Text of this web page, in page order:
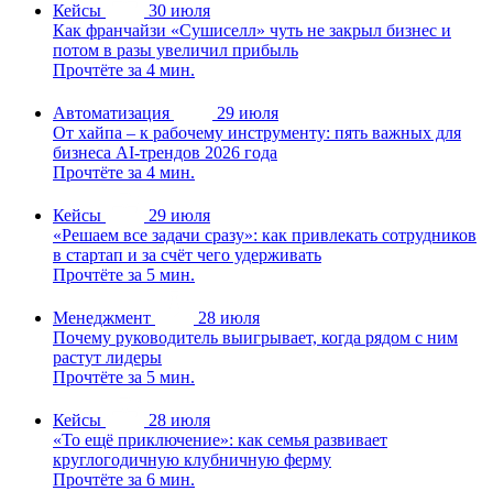
Кейсы
30 июля
Как франчайзи «Сушиселл» чуть не закрыл бизнес и
потом в разы увеличил прибыль
Прочтёте за 4 мин.
Автоматизация
29 июля
От хайпа – к рабочему инструменту: пять важных для
бизнеса AI-трендов 2026 года
Прочтёте за 4 мин.
Кейсы
29 июля
«Решаем все задачи сразу»: как привлекать сотрудников
в стартап и за счёт чего удерживать
Прочтёте за 5 мин.
Менеджмент
28 июля
Почему руководитель выигрывает, когда рядом с ним
растут лидеры
Прочтёте за 5 мин.
Кейсы
28 июля
«То ещё приключение»: как семья развивает
круглогодичную клубничную ферму
Прочтёте за 6 мин.